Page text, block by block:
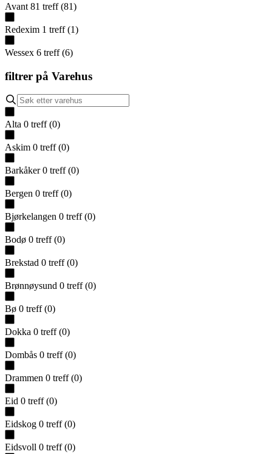
Avant 81 treff (81)
Redexim 1 treff (1)
Wessex 6 treff (6)
filtrer på Varehus
Alta 0 treff (0)
Askim 0 treff (0)
Barkåker 0 treff (0)
Bergen 0 treff (0)
Bjørkelangen 0 treff (0)
Bodø 0 treff (0)
Brekstad 0 treff (0)
Brønnøysund 0 treff (0)
Bø 0 treff (0)
Dokka 0 treff (0)
Dombås 0 treff (0)
Drammen 0 treff (0)
Eid 0 treff (0)
Eidskog 0 treff (0)
Eidsvoll 0 treff (0)